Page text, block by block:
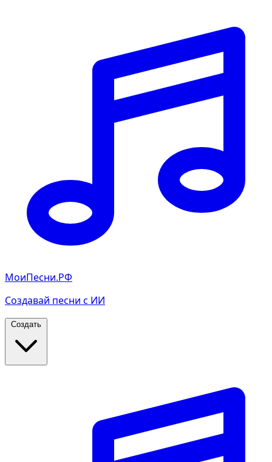
МоиПесни.РФ
Создавай песни с ИИ
Создать